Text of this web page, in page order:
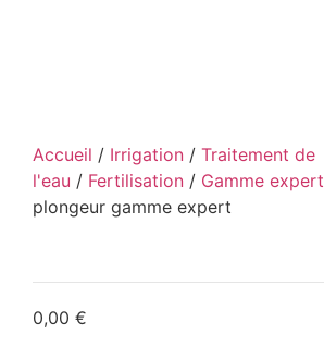
Accueil / Irrigation / Traitement de
l'eau / Fertilisation / Gamme expert
plongeur gamme expert
0,00 €